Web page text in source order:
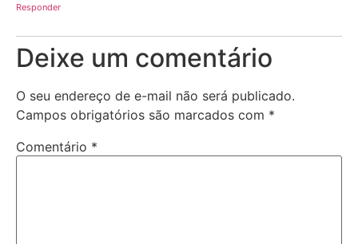
Responder
Deixe um comentário
O seu endereço de e-mail não será publicado.
Campos obrigatórios são marcados com *
Comentário *